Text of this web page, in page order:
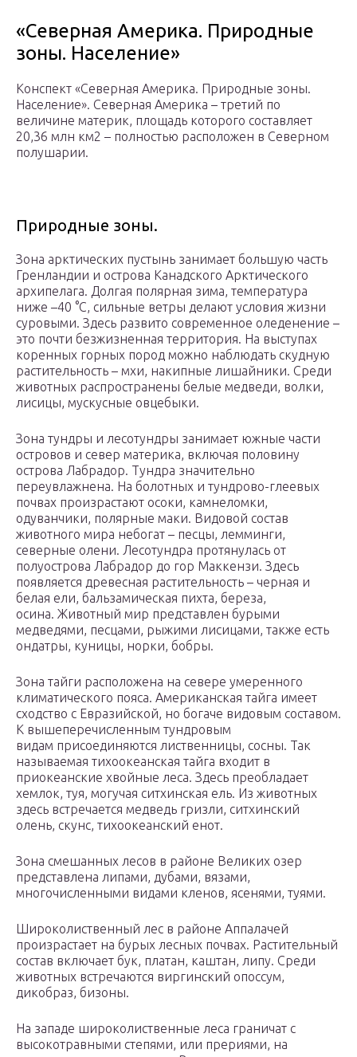
«Северная Америка. Природные
зоны. Население»
Конспект «Северная Америка. Природные зоны.
Население». Северная Америка – третий по
величине материк, площадь которого составляет
20,36 млн км2 – полностью расположен в Северном
полушарии.
Природные зоны.
Зона арктических пустынь занимает большую часть
Гренландии и острова Канадского Арктического
архипелага. Долгая полярная зима, температура
ниже –40 °С, сильные ветры делают условия жизни
суровыми. Здесь развито современное оледенение –
это почти безжизненная территория. На выступах
коренных горных пород можно наблюдать скудную
растительность – мхи, накипные лишайники. Среди
животных распространены белые медведи, волки,
лисицы, мускусные овцебыки.
Зона тундры и лесотундры занимает южные части
островов и север материка, включая половину
острова Лабрадор. Тундра значительно
переувлажнена. На болотных и тундрово-глеевых
почвах произрастают осоки, камнеломки,
одуванчики, полярные маки. Видовой состав
животного мира небогат – песцы, лемминги,
северные олени. Лесотундра протянулась от
полуострова Лабрадор до гор Маккензи. Здесь
появляется древесная растительность – черная и
белая ели, бальзамическая пихта, береза,
осина. Животный мир представлен бурыми
медведями, песцами, рыжими лисицами, также есть
ондатры, куницы, норки, бобры.
Зона тайги расположена на севере умеренного
климатического пояса. Американская тайга имеет
сходство с Евразийской, но богаче видовым составом.
К вышеперечисленным тундровым
видам присоединяются лиственницы, сосны. Так
называемая тихоокеанская тайга входит в
приокеанские хвойные леса. Здесь преобладает
хемлок, туя, могучая ситхинская ель. Из животных
здесь встречается медведь гризли, ситхинский
олень, скунс, тихоокеанский енот.
Зона смешанных лесов в районе Великих озер
представлена липами, дубами, вязами,
многочисленными видами кленов, ясенями, туями.
Широколиственный лес в районе Аппалачей
произрастает на бурых лесных почвах. Растительный
состав включает бук, платан, каштан, липу. Среди
животных встречаются виргинский опоссум,
дикобраз, бизоны.
На западе широколиственные леса граничат с
высокотравными степями, или прериями, на